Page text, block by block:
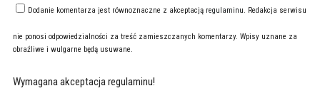
Dodanie komentarza jest równoznaczne z akceptacją regulaminu. Redakcja serwisu
nie ponosi odpowiedzialności za treść zamieszczanych komentarzy. Wpisy uznane za
obraźliwe i wulgarne będą usuwane.
Wymagana akceptacja regulaminu!